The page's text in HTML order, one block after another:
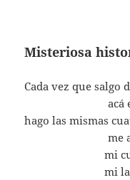
Misteriosa
Cada vez que salgo
………………………acá
hago las mismas
………………………me
……………………..mi
……………………..mi